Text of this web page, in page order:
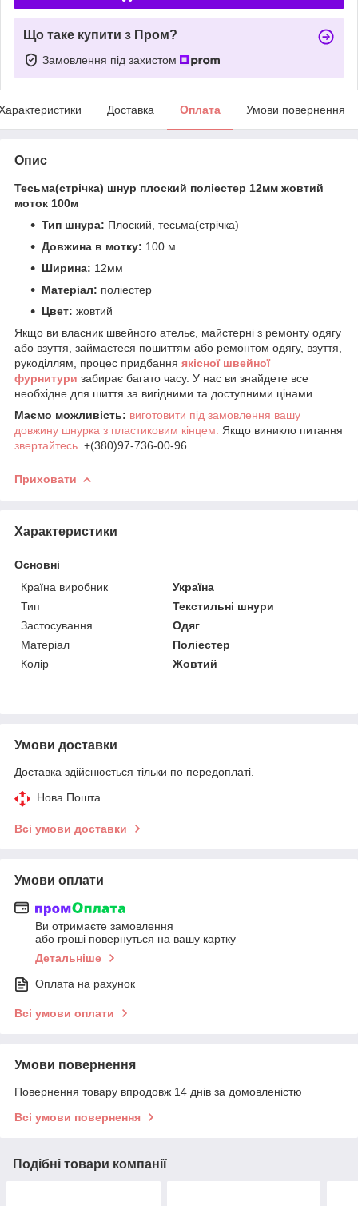
Що таке купити з Пром?
Замовлення під захистом
Доставка Оплата Умови повернення
Опис
Тесьма(стрічка) шнур плоский поліестер 12мм жовтий
моток 100м
Тип шнура: Плоский, тесьма(стрічка)
Довжина в мотку: 100 м
Ширина: 12мм
Матеріал: поліестер
Цвет: жовтий
Якщо ви власник швейного ательє, майстерні з ремонту одягу
або взуття, займаєтеся пошиттям або ремонтом одягу, взуття,
рукоділлям, процес придбання якісної швейної
фурнитури забирає багато часу. У нас ви знайдете все
необхідне для шиття за вигідними та доступними цінами.
Маємо можливість: виготовити під замовлення вашу
довжину шнурка з пластиковим кінцем.
Якщо виникло питання
звертайтесь . +(380)97-736-00-96
Приховати
Характеристики
Основні
Країна виробник
Україна
Тип
Текстильні шнури
Застосування
Одяг
Матеріал
Поліестер
Колір
Жовтий
Умови доставки
Доставка здійснюється тільки по передоплаті.
Нова Пошта
Всі умови доставки
Умови оплати
Ви отримаєте замовлення
або гроші повернуться на вашу картку
Детальніше
Оплата на рахунок
Всі умови оплати
Умови повернення
Повернення товару впродовж 14 днів за домовленістю
Всі умови повернення
Подібні товари компанії